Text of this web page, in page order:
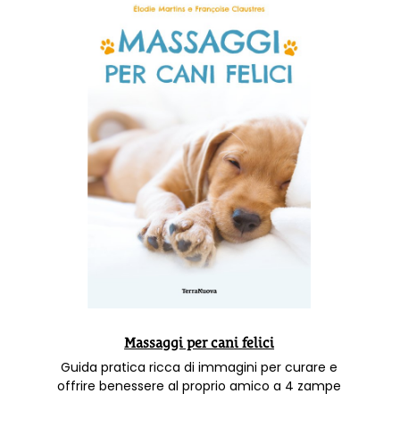
Massaggi per cani felici
Guida pratica ricca di immagini per curare e
offrire benessere al proprio amico a 4 zampe